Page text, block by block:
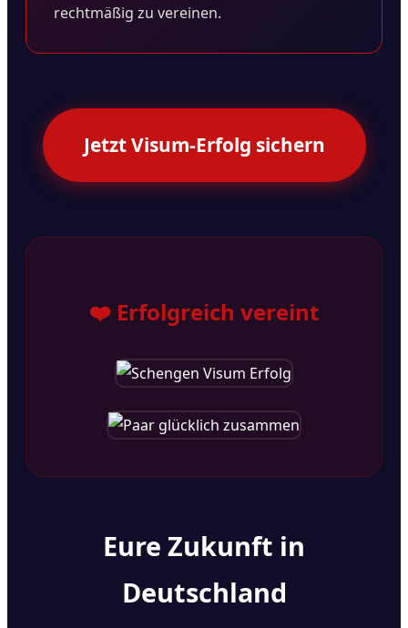
rechtmäßig zu vereinen.
Jetzt Visum-Erfolg sichern
❤️ Erfolgreich vereint
Eure Zukunft in
Deutschland